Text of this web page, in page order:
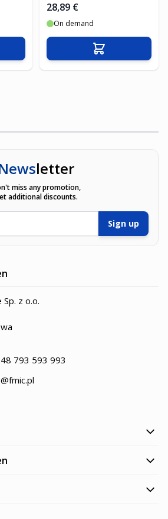
28,89 €
On demand
In den
letter
miss any promotion,
additional discounts.
Sign up
z o.o.
793 593 993